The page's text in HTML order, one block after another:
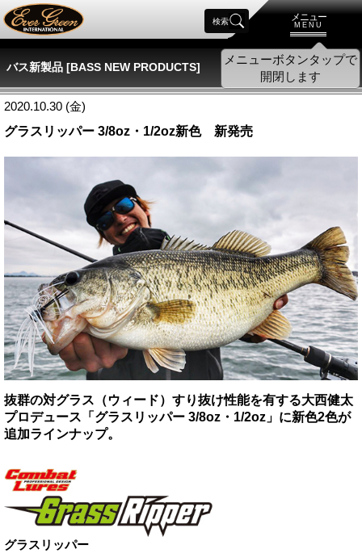
メニュー
MENU
検索
バス新製品 [BASS NEW PRODUCTS]
2020.10.30 (金)
グラスリッパー 3/8oz・1/2oz新色 新発売
抜群の対グラス（ウィード）すり抜け性能を有する大西健太
プロデュース「グラスリッパー 3/8oz・1/2oz」に新色2色が
追加ラインナップ。
グラスリッパー